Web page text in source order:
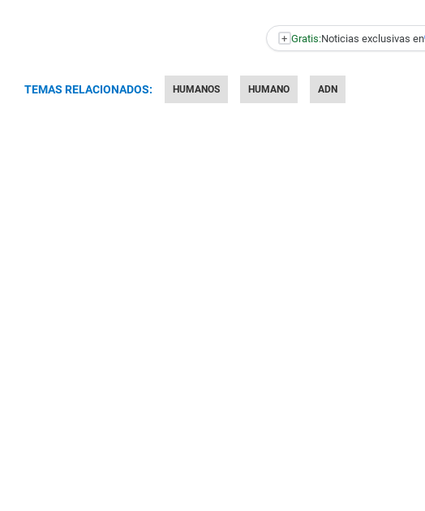
+ Gratis:Noticias exclusivas en
TEMAS RELACIONADOS: HUMANOS HUMANO ADN